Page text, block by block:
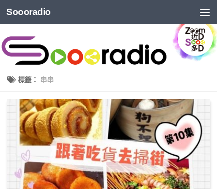
Soooradio
標籤： 串串